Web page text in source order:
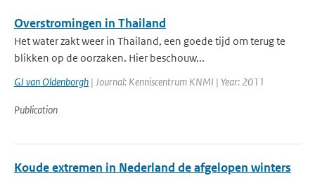
Overstromingen in Thailand
Het water zakt weer in Thailand, een goede tijd om terug te
blikken op de oorzaken. Hier beschouw...
GJ van Oldenborgh | Journal: Kenniscentrum KNMI | Year: 2011
Publication
Koude extremen in Nederland de afgelopen winters